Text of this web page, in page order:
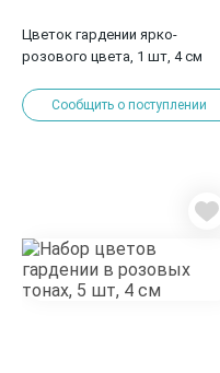
Цветок гардении ярко-
розового цвета, 1 шт, 4 см
Сообщить о поступлении